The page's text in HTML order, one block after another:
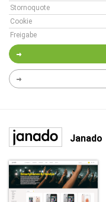
Stornoquote
Cookie
Freigabe
Janado